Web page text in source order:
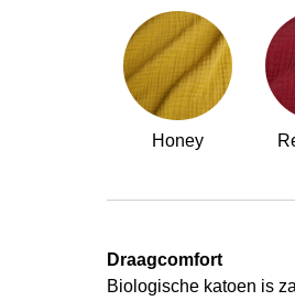
Honey
Draagcomfort
Biologische katoen is